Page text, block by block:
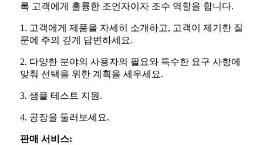
록 고객에게 훌륭한 조언자이자 조수 역할을 합니다.
1. 고객에게 제품을 자세히 소개하고, 고객이 제기한 질
문에 주의 깊게 답변하세요.
2. 다양한 분야의 사용자의 필요와 특수한 요구 사항에
맞춰 선택을 위한 계획을 세우세요.
3. 샘플 테스트 지원.
4. 공장을 둘러보세요.
판매 서비스: